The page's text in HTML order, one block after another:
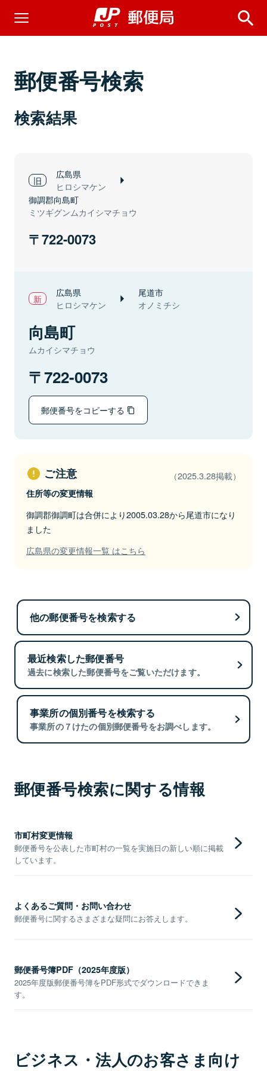
郵便番号検索
検索結果
広島県
ヒロシマケン
御調郡向島町
ミツギグンムカイシマチョウ
722-0073
広島県
ヒロシマケン
尾道市
オノミチシ
向島町
ムカイシマチョウ
722-0073
郵便番号をコピーする
ご注意 （2025.3.28掲載）
住所等の変更情報
御調郡御調町は合併により2005.03.28から尾道市になり
ました
広島県の変更情報一覧 はこちら
他の郵便番号を検索する
最近検索した郵便番号
過去に検索した郵便番号をご覧いただけます。
事業所の個別番号を検索する
事業所の７けたの個別郵便番号をお調べします。
郵便番号検索に関する情報
市町村変更情報
郵便番号を公表した市町村の一覧を実施日の新しい順に掲載
しています。
よくあるご質問・お問い合わせ
郵便番号に関するさまざまな疑問にお答えします。
郵便番号簿PDF（2025年度版）
2025年度版郵便番号簿をPDF形式でダウンロードできま
す。
ビジネス・法人のお客さま向け